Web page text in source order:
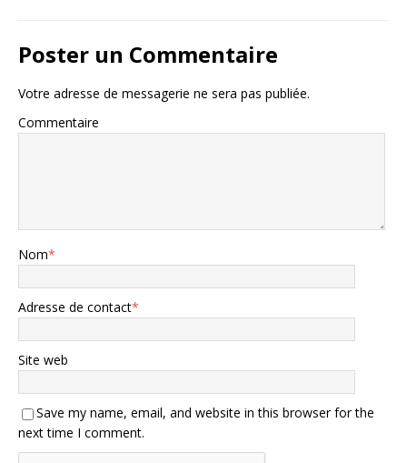
Poster un Commentaire
Votre adresse de messagerie ne sera pas publiée.
Commentaire
Nom*
Adresse de contact*
Site web
Save my name, email, and website in this browser for the
next time I comment.